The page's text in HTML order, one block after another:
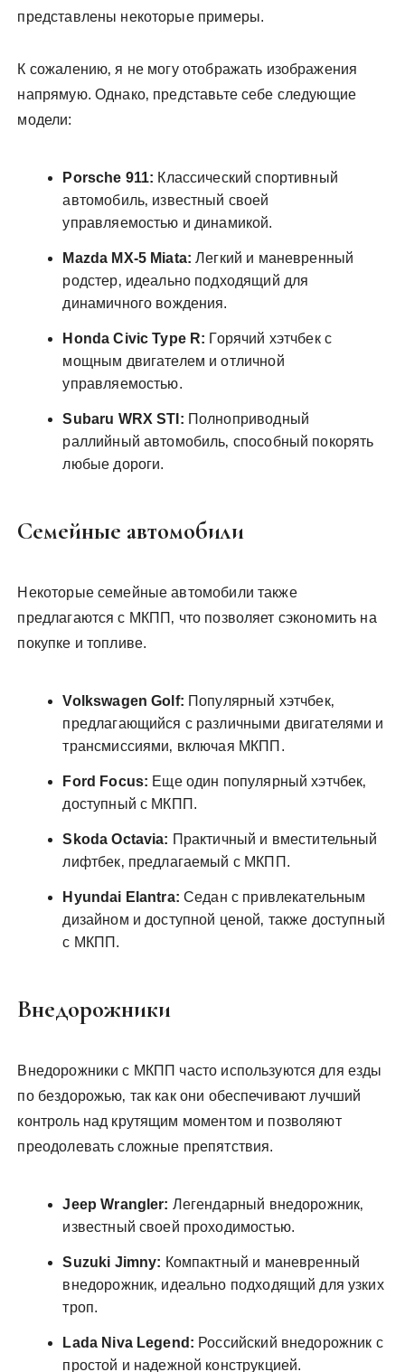
представлены некоторые примеры.
К сожалению‚ я не могу отображать изображения
напрямую. Однако‚ представьте себе следующие
модели:
Porsche 911: Классический спортивный
автомобиль‚ известный своей
управляемостью и динамикой.
Mazda MX-5 Miata: Легкий и маневренный
родстер‚ идеально подходящий для
динамичного вождения.
Honda Civic Type R: Горячий хэтчбек с
мощным двигателем и отличной
управляемостью.
Subaru WRX STI: Полноприводный
раллийный автомобиль‚ способный покорять
любые дороги.
Семейные автомобили
Некоторые семейные автомобили также
предлагаются с МКПП‚ что позволяет сэкономить на
покупке и топливе.
Volkswagen Golf: Популярный хэтчбек‚
предлагающийся с различными двигателями и
трансмиссиями‚ включая МКПП.
Ford Focus: Еще один популярный хэтчбек‚
доступный с МКПП.
Skoda Octavia: Практичный и вместительный
лифтбек‚ предлагаемый с МКПП.
Hyundai Elantra: Седан с привлекательным
дизайном и доступной ценой‚ также доступный
с МКПП.
Внедорожники
Внедорожники с МКПП часто используются для езды
по бездорожью‚ так как они обеспечивают лучший
контроль над крутящим моментом и позволяют
преодолевать сложные препятствия.
Jeep Wrangler: Легендарный внедорожник‚
известный своей проходимостью.
Suzuki Jimny: Компактный и маневренный
внедорожник‚ идеально подходящий для узких
троп.
Lada Niva Legend: Российский внедорожник с
простой и надежной конструкцией.